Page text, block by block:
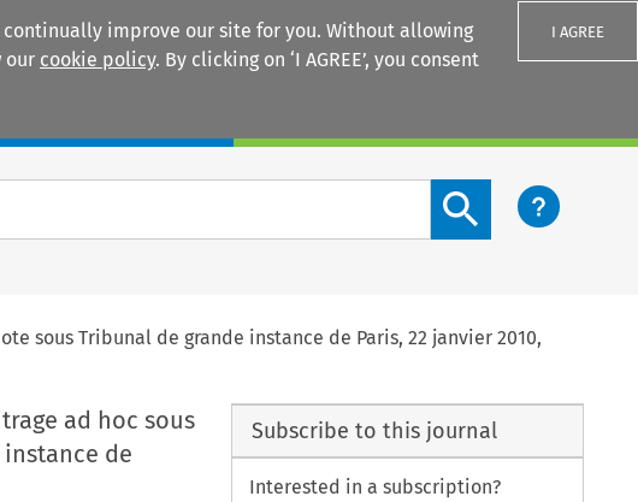
improve our site for you. Without allowing
our cookie policy. By clicking on ‘I AGREE’, you consent
I AGREE
Search content button
sous Tribunal de grande instance de Paris, 22 janvier 2010,
ad hoc sous
de
Subscribe to this journal
Interested in a subscription?